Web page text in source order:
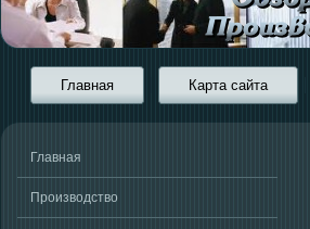
Главная Карта сайта
Главная
Производство